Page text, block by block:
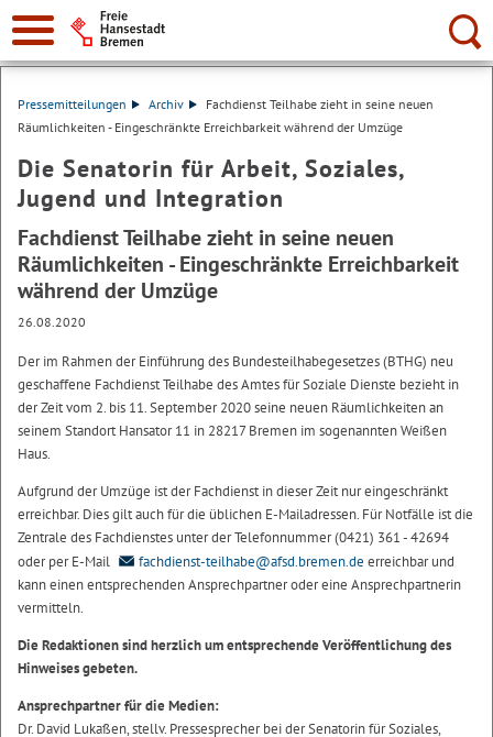
Suche:
Pressemitteilungen Archiv
Fachdienst Teilhabe zieht in seine neuen
Räumlichkeiten - Eingeschränkte Erreichbarkeit während der Umzüge
Die Senatorin für Arbeit, Soziales,
Jugend und Integration
Fachdienst Teilhabe zieht in seine neuen
Räumlichkeiten - Eingeschränkte Erreichbarkeit
während der Umzüge
26.08.2020
Der im Rahmen der Einführung des Bundesteilhabegesetzes (BTHG) neu
geschaffene Fachdienst Teilhabe des Amtes für Soziale Dienste bezieht in
der Zeit vom 2. bis 11. September 2020 seine neuen Räumlichkeiten an
seinem Standort Hansator 11 in 28217 Bremen im sogenannten Weißen
Haus.
Aufgrund der Umzüge ist der Fachdienst in dieser Zeit nur eingeschränkt
erreichbar. Dies gilt auch für die üblichen E-Mailadressen. Für Notfälle ist die
Zentrale des Fachdienstes unter der Telefonnummer (0421) 361 - 42694
oder per E-Mail
fachdienst-teilhabe@afsd.bremen.de erreichbar und
kann einen entsprechenden Ansprechpartner oder eine Ansprechpartnerin
vermitteln.
Die Redaktionen sind herzlich um entsprechende Veröffentlichung des
Hinweises gebeten.
Ansprechpartner für die Medien:
Dr. David Lukaßen, stellv. Pressesprecher bei der Senatorin für Soziales,